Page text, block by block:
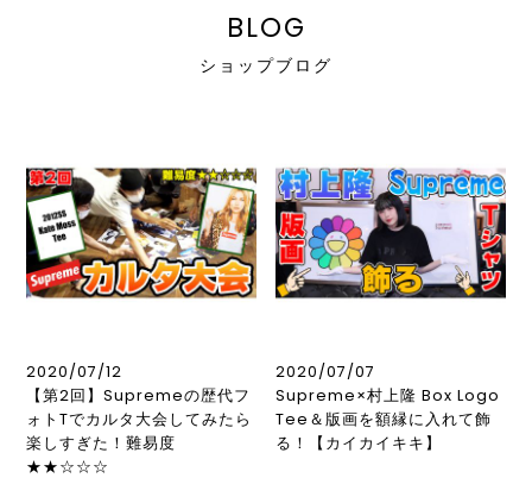
BLOG
ショップブログ
2020/07/12
【第2回】Supremeの歴代フ
ォトTでカルタ大会してみたら
楽しすぎた！難易度
★★☆☆☆
2020/07/07
Supreme×村上隆 Box Logo
Tee＆版画を額縁に入れて飾
る！【カイカイキキ】